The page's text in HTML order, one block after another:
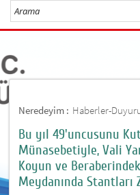
Neredeyim : Haberler-
Bu yıl 49'uncusunu
Münasebetiyle, Vali
Koyun ve
Meydanında